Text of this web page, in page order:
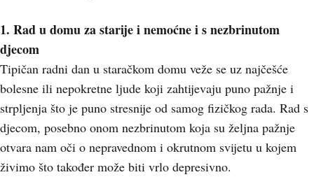
1. Rad u domu za starije i nemoćne i s nezbrinutom
djecom
Tipičan radni dan u staračkom domu veže se uz najčešće
bolesne ili nepokretne ljude koji zahtijevaju puno pažnje i
strpljenja što je puno stresnije od samog fizičkog rada. Rad s
djecom, posebno onom nezbrinutom koja su željna pažnje
otvara nam oči o nepravednom i okrutnom svijetu u kojem
živimo što također može biti vrlo depresivno.